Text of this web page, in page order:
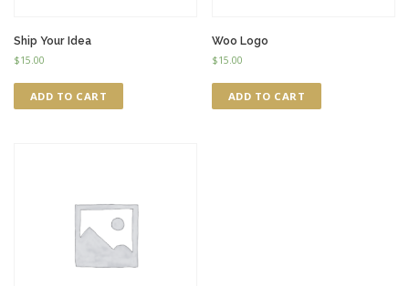
Ship Your Idea
$15.00
ADD TO CART
Woo Logo
$15.00
ADD TO CART